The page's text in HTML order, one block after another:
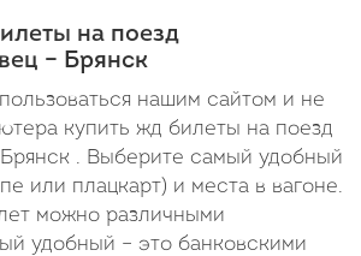
на поезд
– Брянск
нашим сайтом и не
купить жд билеты на поезд
. Выберите самый удобный
или плацкарт) и места в вагоне.
можно различными
удобный – это банковскими